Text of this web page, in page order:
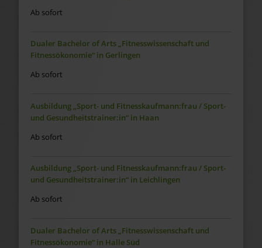
Ab sofort
Dualer Bachelor of Arts „Fitnesswissenschaft und
Fitnessökonomie“ in Gerlingen
Ab sofort
Ausbildung „Sport- und Fitnesskaufmann:frau / Sport-
und Gesundheitstrainer:in“ in Haan
Ab sofort
Ausbildung „Sport- und Fitnesskaufmann:frau / Sport-
und Gesundheitstrainer:in“ in Leichlingen
Ab sofort
Dualer Bachelor of Arts „Fitnesswissenschaft und
Fitnessökonomie“ in Halle Süd